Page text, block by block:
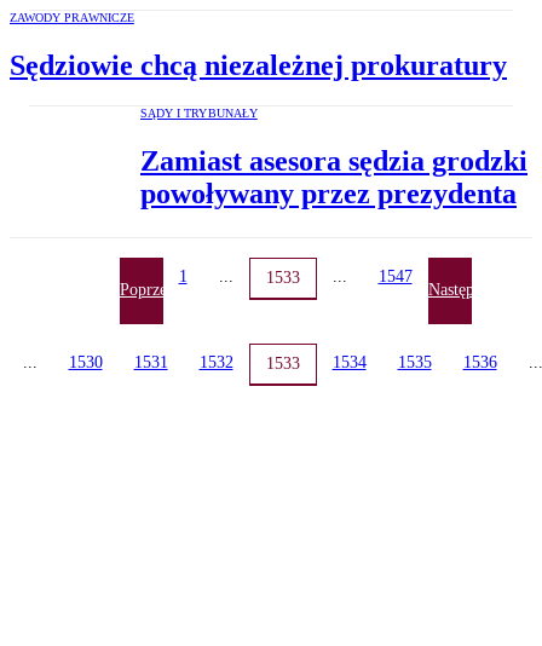
ZAWODY PRAWNICZE
Sędziowie chcą niezależnej prokuratury
SĄDY I TRYBUNAŁY
Zamiast asesora sędzia grodzki
powoływany przez prezydenta
Poprzednia
1 1533 1547
Następna
1530 1531 1532 1533 1534 1535 1536